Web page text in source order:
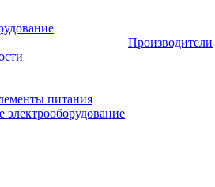
питания
Производители